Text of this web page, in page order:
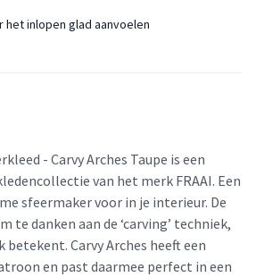
het inlopen glad aanvoelen
- Carvy Arches Taupe is een
van het merk FRAAI. Een
sfeermaker voor in je interieur. De
te danken aan de ‘carving’ techniek,
Carvy Arches heeft een
en past daarmee perfect in een